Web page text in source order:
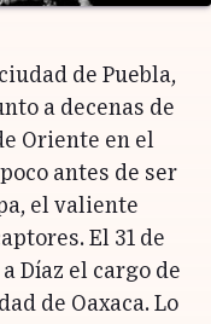
de Puebla,
a decenas de
Oriente en el
antes de ser
el valiente
El 31 de
Díaz el cargo de
de Oaxaca. Lo